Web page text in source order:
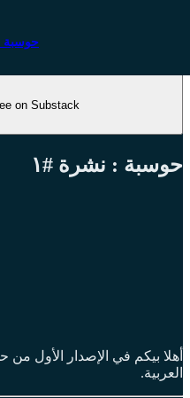
Hawsaba | حوسبة
on Substack
حوسبة : نشرة #١
أهلا بيكم في الإصدار الأول
العربية.